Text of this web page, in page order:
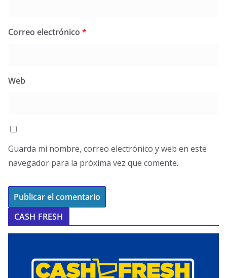
Correo electrónico *
Web
Guarda mi nombre, correo electrónico y web en este
navegador para la próxima vez que comente.
CASH FRESH